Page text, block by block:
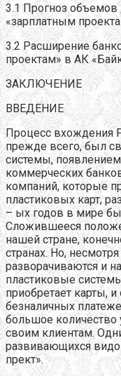
3.1 Прогноз
«зарплатным
3.2 Расширение
проектам» в АК
ЗАКЛЮЧЕНИЕ
ВВЕДЕНИЕ
Процесс вхождения
прежде всего, был
системы, появлением
коммерческих
компаний, которые
пластиковых карт,
– ых годов в мире
Сложившееся
нашей стране,
странах. Но,
разворачиваются и
пластиковые
приобретает карты,
безналичных
большое количество
своим клиентам.
развивающихся
прект».